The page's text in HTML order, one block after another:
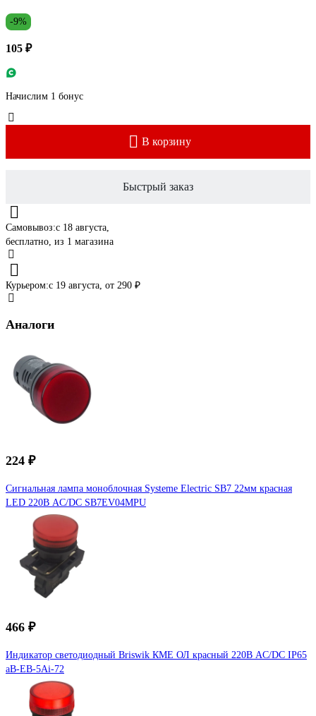
-9%
105 ₽
Начислим 1 бонус
В корзину
Быстрый заказ
Самовывоз:c 18 августа,
бесплатно, из 1 магазина
Курьером:c 19 августа, от 290 ₽
Аналоги
224 ₽
Сигнальная лампа моноблочная Systeme Electric SB7 22мм красная
LED 220В AC/DC SB7EV04MPU
466 ₽
Индикатор светодиодный Briswik КМЕ ОЛ красный 220В AC/DC IP65
aB-EB-5Ai-72